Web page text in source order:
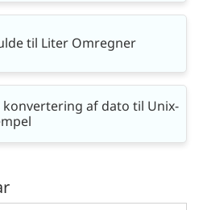
til Liter Omregner
konvertering af dato til Unix-